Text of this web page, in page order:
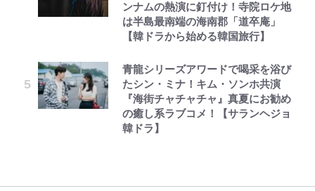
ンナムの熱演に釘付け！寺院ロケ地
は半島最南端の海南郡「道卒庵」
【韓ドラから始める韓国旅行】
青龍シリーズアワードで喝采を浴び
たシン・ミナ！キム・ソンホ共演
『海街チャチャチャ』真夏にお勧め
の癒し系ラブコメ！【サランヘジョ
韓ドラ】